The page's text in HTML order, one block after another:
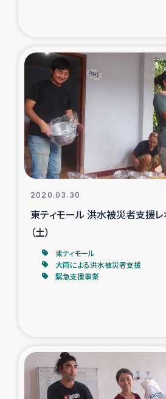
デニヤヤ小規模紅茶
コーヒー生産者
アイナロ県マウベシ郡でのコ
ベイルート大規模爆
アグロフォレストリー（
2020.03.30
東ティモール 洪水被災者支援
（土）
東ティモール
大雨による洪水被災者支援
緊急支援事業